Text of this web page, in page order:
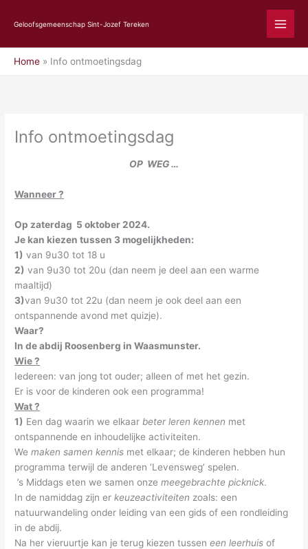
naarGeloofsgemeenschap Sint-Jozef Tereken
Home Info ontmoetingsdag
Info ontmoetingsdag
OP WEG …
Wanneer ?
Op zaterdag 5 oktober 2024.
Je kan kiezen tussen 3 mogelijkheden:
1) van 9u30 tot 18 u
2) van 9u30 tot 20u (dan neem je deel aan een warme
maaltijd)
3)van 9u30 tot 22u (dan neem je ook deel aan een
ontspannende avond met quizje).
Waar?
In de abdij Roosenberg in Waasmunster.
Wie ?
Iedereen: van jong tot ouder; alleen of met het gezin.
Er is voor de kinderen ook een programma!
Wat ?
1) Een dag waarin we elkaar beter leren kennen met
ontspannende en inhoudelijke activiteiten.
Wemaken samen kennis met elkaar; de kinderen hebben hun
programma terwijl de anderen ‘Levensweg’ spelen.
’s Middags eten we samen onzemeegebrachte picknick.
In de namiddag zijn er keuzeactiviteiten zoals: een
natuurwandeling onder leiding van een gids of een rondleiding
in de abdij.
Na her vieruurtje kan je terug kiezen tusseneen leerhuis of